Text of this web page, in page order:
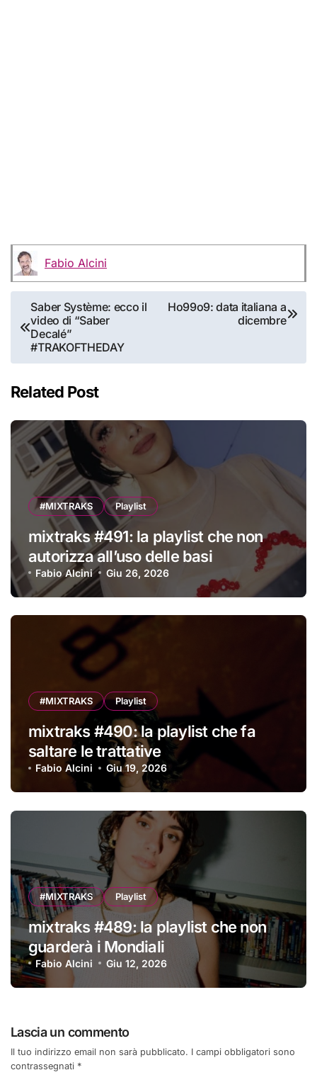
Fabio Alcini
Navigazione
articoli
Saber Système: ecco il
video di “Saber
Decalé”
#TRAKOFTHEDAY
Ho99o9: data italiana a
dicembre
Related Post
#MIXTRAKS Playlist
mixtraks #491: la playlist che non
autorizza all’uso delle basi
Fabio Alcini Giu 26, 2026
#MIXTRAKS Playlist
mixtraks #490: la playlist che fa
saltare le trattative
Fabio Alcini Giu 19, 2026
#MIXTRAKS Playlist
mixtraks #489: la playlist che non
guarderà i Mondiali
Fabio Alcini Giu 12, 2026
Lascia un commento
Il tuo indirizzo email non sarà pubblicato. I campi obbligatori sono
contrassegnati *